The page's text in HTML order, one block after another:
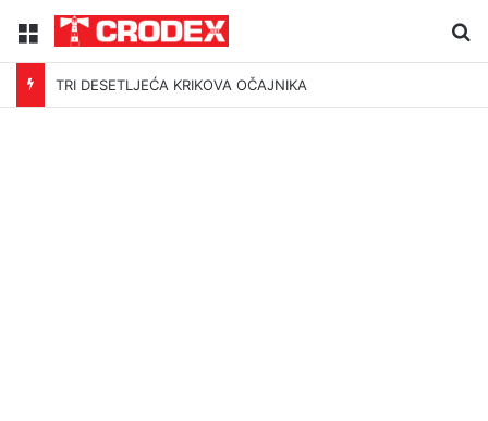
Menu
TRI DESETLJEĆA KRIKOVA OČAJNIKA